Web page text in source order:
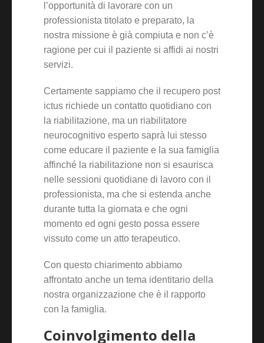
l’opportunità di lavorare con un
professionista titolato e preparato, la
nostra missione è già compiuta e non c’è
ragione per cui il paziente si affidi ai nostri
servizi.
Certamente sappiamo che il recupero post
ictus richiede un contatto quotidiano con
la riabilitazione, ma un riabilitatore
neurocognitivo esperto saprà lui stesso
come educare il paziente e la sua famiglia
affinché la riabilitazione non si esaurisca
nelle sessioni quotidiane di lavoro con il
professionista, ma che si estenda anche
durante tutta la giornata e che ogni
momento ed ogni gesto possa essere
vissuto come un atto terapeutico.
Con questo chiarimento abbiamo
affrontato anche un tema identitario della
nostra organizzazione che è il rapporto
con la famiglia.
Coinvolgimento della